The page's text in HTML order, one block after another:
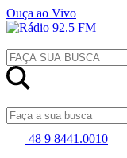
Ouça ao Vivo
48 9 8441.0010